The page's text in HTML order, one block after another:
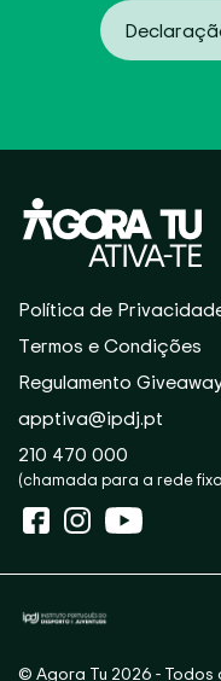
Política de
Termos e Condições
Regulamento
apptiva@ipdj.pt
210 470 000
(chamada para a rede
© Agora Tu 2026 -